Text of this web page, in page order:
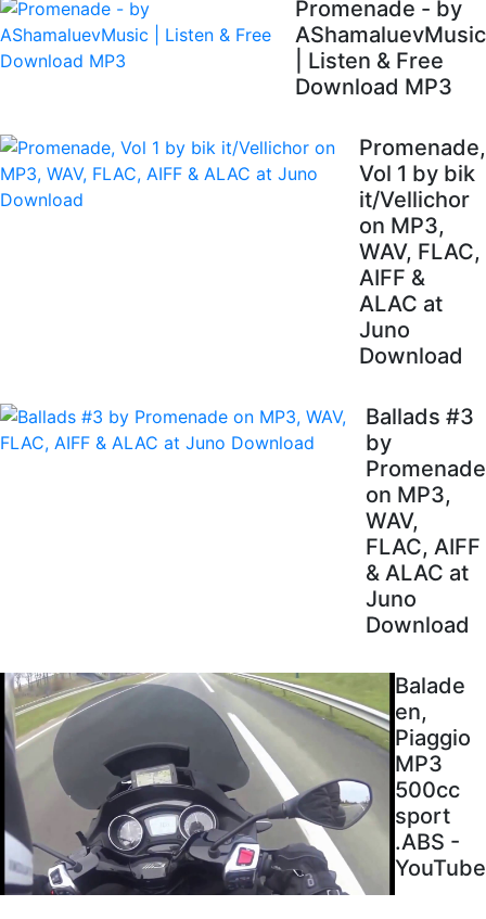
Promenade - by
AShamaluevMusic
| Listen & Free
Download MP3
Promenade,
Vol 1 by bik
it/Vellichor
on MP3,
WAV, FLAC,
AIFF &
ALAC at
Juno
Download
Ballads #3
by
Promenade
on MP3,
WAV,
FLAC, AIFF
& ALAC at
Juno
Download
Balade
en,
Piaggio
MP3
500cc
sport
.ABS -
YouTube